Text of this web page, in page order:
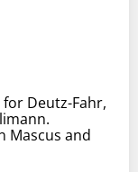
Deutz-Fahr,
Mascus and